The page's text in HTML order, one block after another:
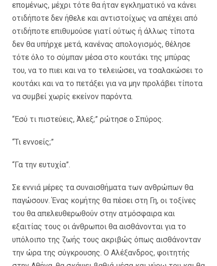
επομένως, μέχρι τότε θα ήταν εγκληματικό να κάνει
οτιδήποτε δεν ήθελε και αντιστοίχως να απέχει από
οτιδήποτε επιθυμούσε γιατί ούτως ή άλλως τίποτα
δεν θα υπήρχε μετά, κανένας απολογισμός, θέλησε
τότε όλο το σύμπαν μέσα στο κουτάκι της μπύρας
του, να το πιει και να το τελειώσει, να τσαλακώσει το
κουτάκι και να το πετάξει για να μην προλάβει τίποτα
να συμβεί χωρίς εκείνον παρόντα.
“Εσύ τι πιστεύεις, Άλεξ;” ρώτησε ο Σπύρος.
“Τι εννοείς;”
“Γα την ευτυχία”.
Σε εννιά μέρες τα συναισθήματα των ανθρώπων θα
παγώσουν. Ένας κομήτης θα πέσει στη Γη, οι τοξίνες
του θα απελευθερωθούν στην ατμόσφαιρα και
εξαιτίας τους οι άνθρωποι θα αισθάνονται για το
υπόλοιπο της ζωής τους ακριβώς όπως αισθάνονταν
την ώρα της σύγκρουσης. Ο Αλέξανδρος, φοιτητής